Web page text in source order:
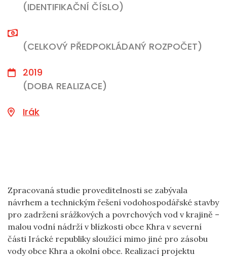
(IDENTIFIKAČNÍ ČÍSLO)
(CELKOVÝ PŘEDPOKLÁDANÝ ROZPOČET)
2019
(DOBA REALIZACE)
Irák
Zpracovaná studie proveditelnosti se zabývala
návrhem a technickým řešení vodohospodářské stavby
pro zadržení srážkových a povrchových vod v krajině –
malou vodní nádrží v blízkosti obce Khra v severní
části Irácké republiky sloužící mimo jiné pro zásobu
vody obce Khra a okolní obce. Realizací projektu